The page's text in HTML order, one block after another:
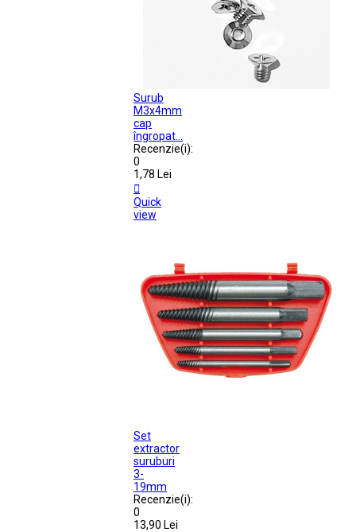
Surub
M3x4mm
cap
îngropat...
Recenzie(i):
0
1,78 Lei

Quick
view
Set
extractor
suruburi
3-
19mm
Recenzie(i):
0
13,90 Lei